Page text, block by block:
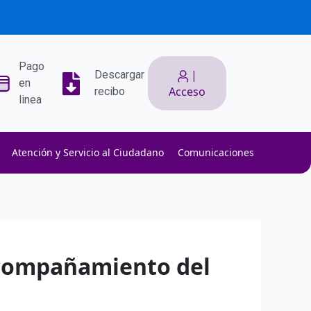
Pago
en
linea
Descargar
recibo
|
Acceso
Atención y Servicio al Ciudadano Comunicaciones
del